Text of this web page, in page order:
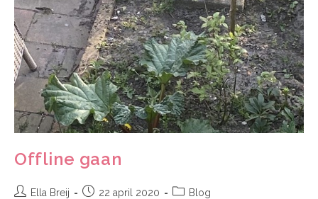
Offline gaan
Ella Breij 22 april 2020 Blog